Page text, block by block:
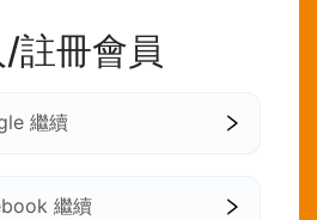
註冊會員
繼續
繼續